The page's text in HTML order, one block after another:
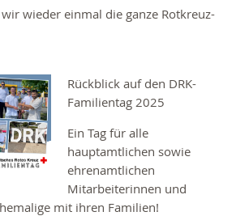
wieder einmal die ganze Rotkreuz-
Rückblick auf den DRK-
Familientag 2025
Ein Tag für alle
hauptamtlichen sowie
ehrenamtlichen
Mitarbeiterinnen und
mit ihren Familien!